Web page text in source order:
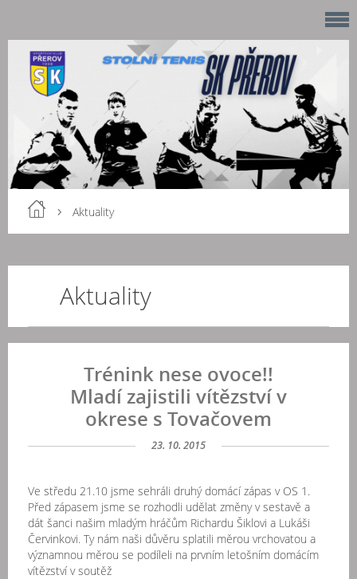
Aktuality
Aktuality
Trénink nese ovoce!!
Mladí zajistili vítězství v
okrese s Tovačovem
23. 10. 2015
Ve středu 21.10 jsme sehráli druhý domácí zápas v OS 1.
Před zápasem jsme se rozhodli udělat změny v sestavě a
dát šanci našim mladým hráčům Richardu Šiklovi a Lukáši
Červinkovi. Ty nám naši důvěru splatili měrou vrchovatou a
významnou měrou se podíleli na prvním letošním domácím
vítězství v soutěž